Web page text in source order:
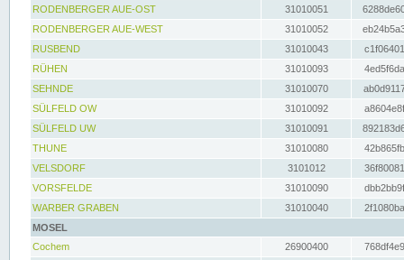
RODENBERGER AUE-OST
31010051
RODENBERGER AUE-WEST
31010052
RUSBEND
31010043
RÜHEN
31010093
SEHNDE
31010070
SÜLFELD OW
31010092
SÜLFELD UW
31010091
THUNE
31010080
VELSDORF
3101012
VORSFELDE
31010090
WARBER GRABEN
31010040
MOSEL
Cochem
26900400